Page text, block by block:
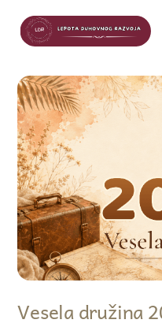
Vesela družina